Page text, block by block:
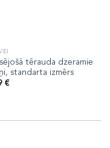
tērauda dzeramie
standarta izmērs
€